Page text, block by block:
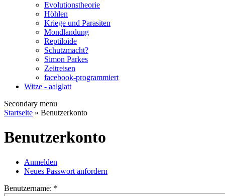
Evolutionstheorie
Höhlen
Kriege und Parasiten
Mondlandung
Reptiloide
Schutzmacht?
Simon Parkes
Zeitreisen
facebook-programmiert
Witze - aalglatt
Secondary menu
Startseite » Benutzerkonto
Benutzerkonto
Anmelden
Neues Passwort anfordern
Benutzername: *